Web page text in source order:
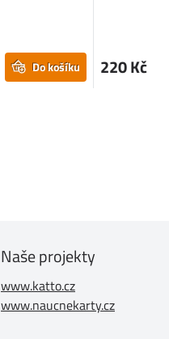
Do košíku 220 Kč
Naše projekty
www.katto.cz
www.naucnekarty.cz